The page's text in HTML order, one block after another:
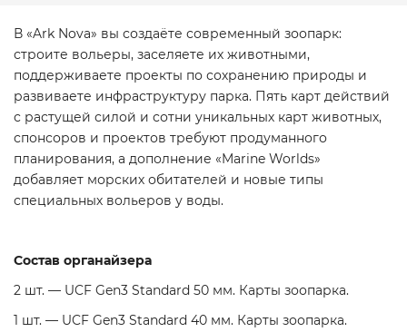
В «Ark Nova» вы создаёте современный зоопарк:
строите вольеры, заселяете их животными,
поддерживаете проекты по сохранению природы и
развиваете инфраструктуру парка. Пять карт действий
с растущей силой и сотни уникальных карт животных,
спонсоров и проектов требуют продуманного
планирования, а дополнение «Marine Worlds»
добавляет морских обитателей и новые типы
специальных вольеров у воды.
Состав органайзера
2 шт. — UCF Gen3 Standard 50 мм. Карты зоопарка.
1 шт. — UCF Gen3 Standard 40 мм. Карты зоопарка.